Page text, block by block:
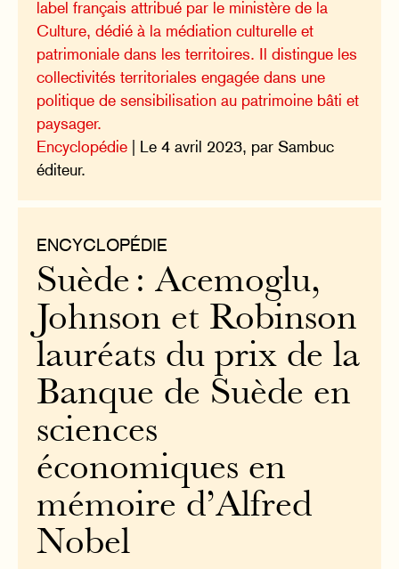
label français attribué par le ministère de la
Culture, dédié à la médiation culturelle et
patrimoniale dans les territoires. Il distingue les
collectivités territoriales engagée dans une
politique de sensibilisation au patrimoine bâti et
paysager.
Encyclopédie | Le 4 avril 2023, par Sambuc
éditeur.
ENCYCLOPÉDIE
Suède : Acemoglu,
Johnson et Robinson
lauréats du prix de la
Banque de Suède en
sciences
économiques en
mémoire d’Alfred
Nobel